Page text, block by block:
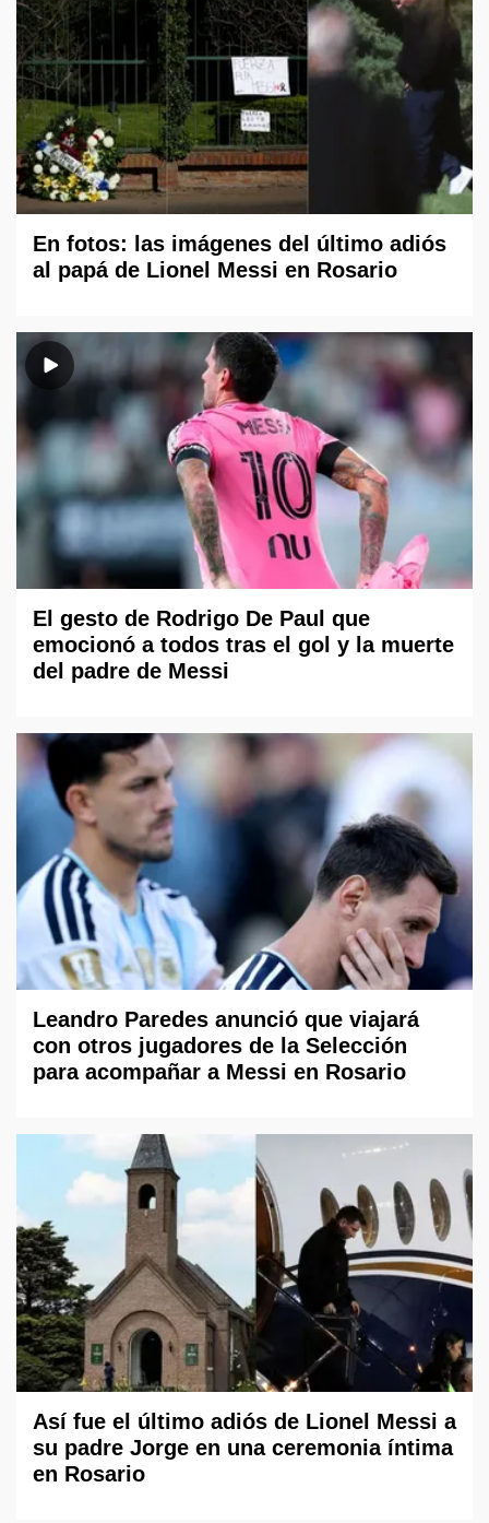
En fotos: las imágenes del último adiós
al papá de Lionel Messi en Rosario
El gesto de Rodrigo De Paul que
emocionó a todos tras el gol y la muerte
del padre de Messi
Leandro Paredes anunció que viajará
con otros jugadores de la Selección
para acompañar a Messi en Rosario
Así fue el último adiós de Lionel Messi a
su padre Jorge en una ceremonia íntima
en Rosario